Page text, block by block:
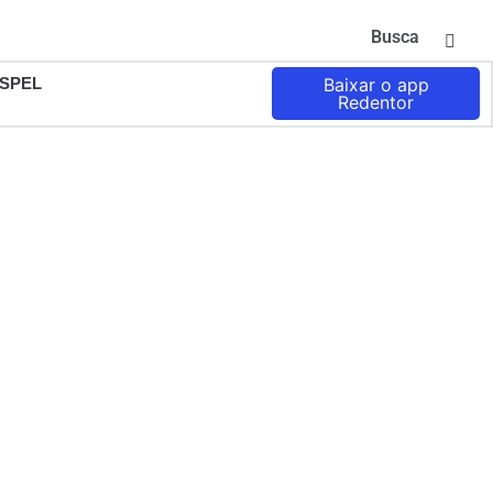
Busca
Baixar o app
Redentor